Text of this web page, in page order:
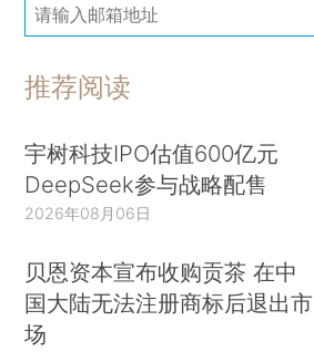
推荐阅读
宇树科技IPO估值600亿元
DeepSeek参与战略配售
2026年08月06日
贝恩资本宣布收购贡茶 在中
国大陆无法注册商标后退出市
场